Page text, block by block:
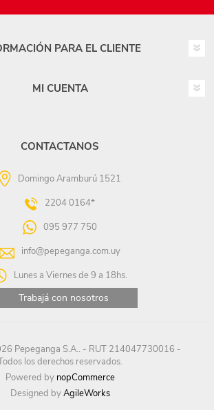
PARA EL CLIENTE
MI CUENTA
CONTACTANOS
Domingo Aramburú 1521
2204 0164*
095 977 750
info@pepeganga.com.uy
Lunes a Viernes de 9 a 18hs.
Trabajá con nosotros
Pepeganga S.A.. - RUT 214047730016 -
los derechos reservados.
Powered by nopCommerce
Designed byAgileWorks